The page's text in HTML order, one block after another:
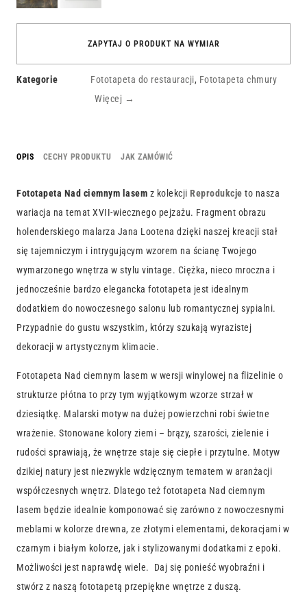
OPIS CECHY PRODUKTU JAK ZAMÓWIĆ
Fototapeta Nad ciemnym lasem z kolekcji Reprodukcje to nasza
wariacja na temat XVII-wiecznego pejzażu. Fragment obrazu
holenderskiego malarza Jana Lootena dzięki naszej kreacji stał
się tajemniczym i intrygującym wzorem na ścianę Twojego
wymarzonego wnętrza w stylu vintage. Ciężka, nieco mroczna i
jednocześnie bardzo elegancka fototapeta jest idealnym
dodatkiem do nowoczesnego salonu lub romantycznej sypialni.
Przypadnie do gustu wszystkim, którzy szukają wyrazistej
dekoracji w artystycznym klimacie.
Fototapeta Nad ciemnym lasem w wersji winylowej na flizelinie o
strukturze płótna to przy tym wyjątkowym wzorze strzał w
dziesiątkę. Malarski motyw na dużej powierzchni robi świetne
wrażenie. Stonowane kolory ziemi – brązy, szarości, zielenie i
rudości sprawiają, że wnętrze staje się ciepłe i przytulne. Motyw
dzikiej natury jest niezwykle wdzięcznym tematem w aranżacji
współczesnych wnętrz. Dlatego też fototapeta Nad ciemnym
lasem będzie idealnie komponować się zarówno z nowoczesnymi
meblami w kolorze drewna, ze złotymi elementami, dekoracjami w
czarnym i białym kolorze, jak i stylizowanymi dodatkami z epoki.
Możliwości jest naprawdę wiele. Daj się ponieść wyobraźni i
stwórz z naszą fototapetą przepiękne wnętrze z duszą.
ZAPYTAJ O PRODUKT NA WYMIAR
Kategorie Fototapeta do restauracji, Fototapeta chmury
Więcej →